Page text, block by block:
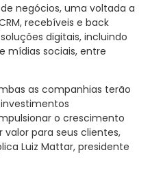
negócios, uma voltada a
recebíveis e back
digitais, incluindo
mídias sociais, entre
as companhias terão
o crescimento
para seus clientes,
Luiz Mattar, presidente